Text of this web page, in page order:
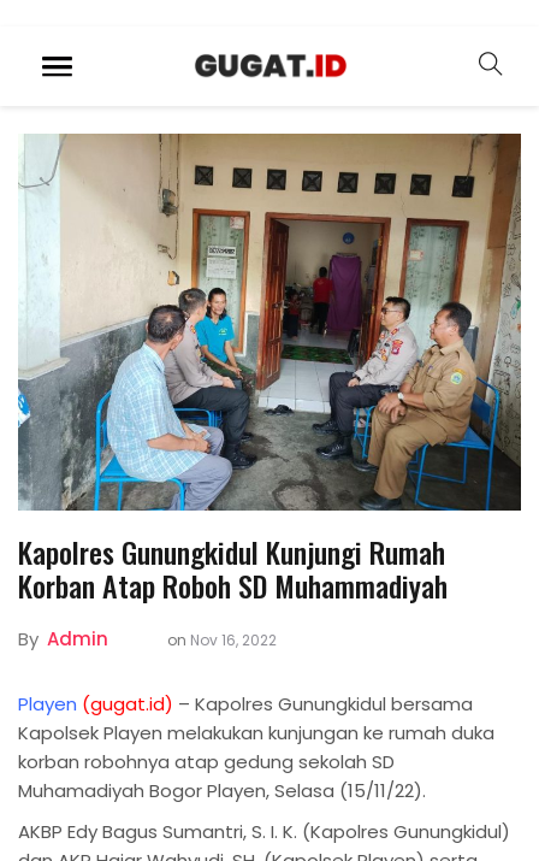
Kapolres Gunungkidul Kunjungi Rumah
Korban Atap Roboh SD Muhammadiyah
By Admin on Nov 16, 2022
Playen (gugat.id) – Kapolres Gunungkidul bersama
Kapolsek Playen melakukan kunjungan ke rumah duka
korban robohnya atap gedung sekolah SD
Muhamadiyah Bogor Playen, Selasa (15/11/22).
AKBP Edy Bagus Sumantri, S. I. K. (Kapolres Gunungkidul)